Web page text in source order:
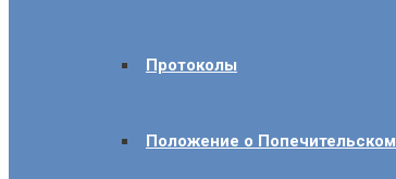
Протоколы
Положение о Попечительском